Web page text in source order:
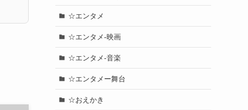
☆エンタメ
☆エンタメ-映画
☆エンタメ-音楽
☆エンタメー舞台
☆おえかき